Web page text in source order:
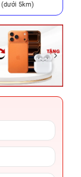
(dưới 5km)